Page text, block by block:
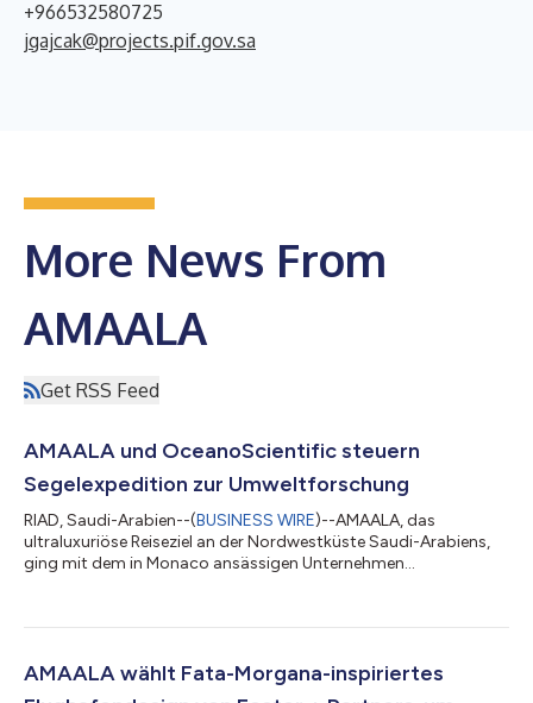
+966532580725
jgajcak@projects.pif.gov.sa
More News From
AMAALA
Get RSS Feed
AMAALA und OceanoScientific steuern
Segelexpedition zur Umweltforschung
RIAD, Saudi-Arabien--(BUSINESS WIRE)--AMAALA, das
ultraluxuriöse Reiseziel an der Nordwestküste Saudi-Arabiens,
ging mit dem in Monaco ansässigen Unternehmen
AMAALA, die Auswirkungen von Flusswasserverschmutzungen
verstehen. Die Expedition wurde mit dem zweifachen Ziel
unternommen, die Art und Dichte der chemischen
AMAALA wählt Fata-Morgana-inspiriertes